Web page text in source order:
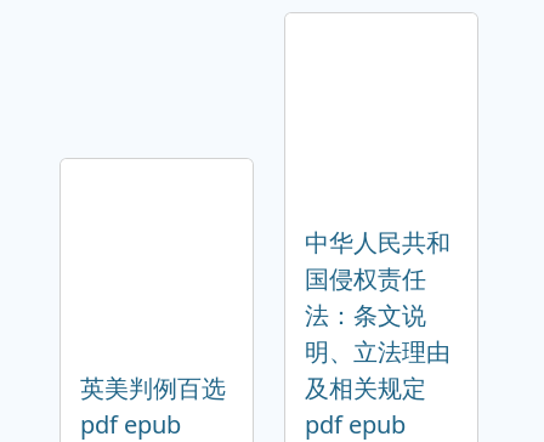
英美判例百选
pdf epub
中华人民共和
国侵权责任
法：条文说
明、立法理由
及相关规定
pdf epub